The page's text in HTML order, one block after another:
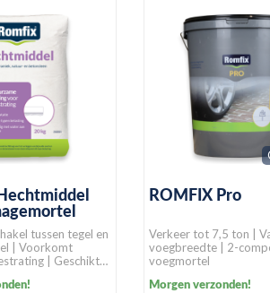
tussen tegel en
| Voorkomt
| Geschikt
ROMFIX Pro
Verkeer tot 7,5 ton |
voegbreedte | 2-
voegmortel
Morgen verzonden!